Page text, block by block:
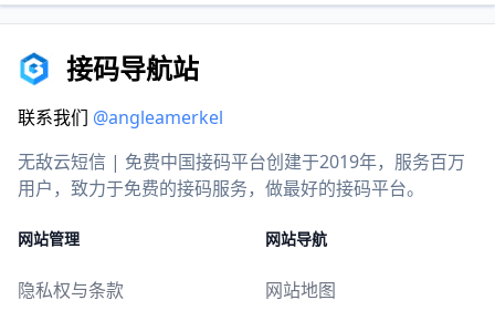
接码导航站
联系我们 @angleamerkel
无敌云短信 | 免费中国接码平台创建于2019年，服务百万
用户，致力于免费的接码服务，做最好的接码平台。
网站管理
隐私权与条款
网站导航
网站地图